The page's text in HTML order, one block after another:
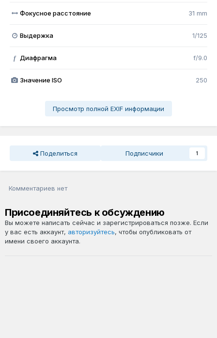
Фокусное расстояние 31 mm
Выдержка 1/125
f Диафрагма f/9.0
Значение ISO 250
Просмотр полной EXIF информации
Поделиться Подписчики 1
Комментариев нет
Присоединяйтесь к обсуждению
Вы можете написать сейчас и зарегистрироваться позже. Если
у вас есть аккаунт, авторизуйтесь, чтобы опубликовать от
имени своего аккаунта.